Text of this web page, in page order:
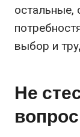
остальные,
выбор и
Не